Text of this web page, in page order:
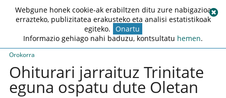
Orokorra
Ohiturari jarraituz Trinitate
eguna ospatu dute Oletan
Webgune honek cookie-ak erabiltzen ditu zure nabigazioa
errazteko, publizitatea erakusteko eta analisi estatistikoak
egiteko. Onartu
Informazio gehiago nahi baduzu, kontsultatu hemen.